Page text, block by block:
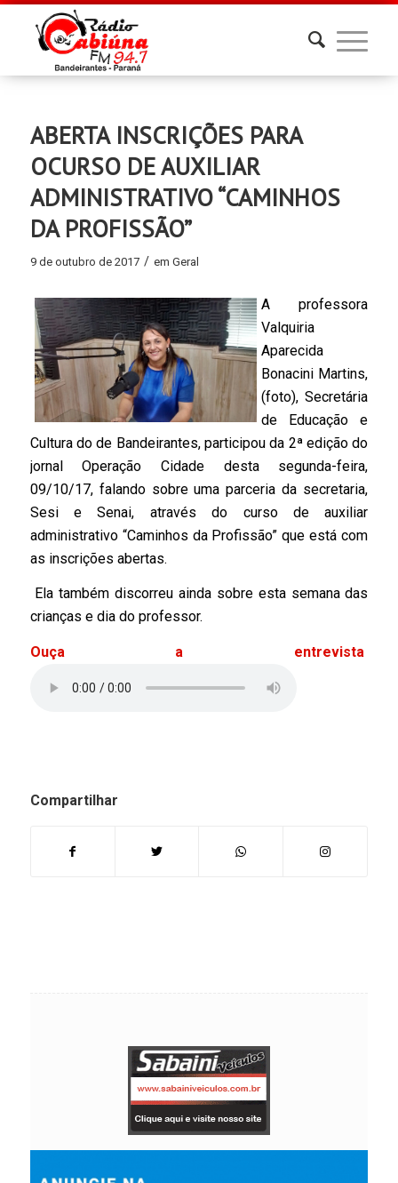
ABERTA INSCRIÇÕES PARA
OCURSO DE AUXILIAR
ADMINISTRATIVO “CAMINHOS
DA PROFISSÃO”
9 de outubro de 2017 / em Geral
A professora
Valquiria
Aparecida
Bonacini Martins,
(foto), Secretária
de Educação e
Cultura do de Bandeirantes, participou da 2ª edição do
jornal Operação Cidade desta segunda-feira,
09/10/17, falando sobre uma parceria da secretaria,
Sesi e Senai, através do curso de auxiliar
administrativo “Caminhos da Profissão” que está com
as inscrições abertas.
Ela também discorreu ainda sobre esta semana das
crianças e dia do professor.
Ouça a entrevista
Compartilhar